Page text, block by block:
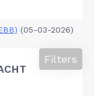
(05-03-2026)
Filters